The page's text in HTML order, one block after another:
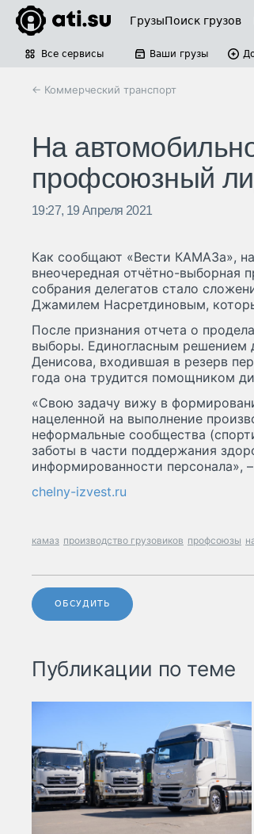
ГрузыПоиск грузов
Все сервисы Ваши грузы
← Коммерческий транспорт
На
профсоюзный
19:27, 19 Апреля 2021
Как сообщают «Вести КАМАЗа»,
внеочередная отчётно-выборная
собрания делегатов стало
Джамилем Насретдиновым,
После признания отчета о
выборы. Единогласным решением
Денисова, входившая в резерв
года она трудится помощником
«Свою задачу вижу в
нацеленной на выполнение
неформальные сообщества
заботы в части поддержания
информированности персонала»,
chelny-izvest.ru
камаз производство грузовиков профсоюзы
ОБСУДИТЬ
Публикации по теме